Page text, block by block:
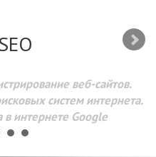
веб-сайтов.
систем интернета.
в интернете Google